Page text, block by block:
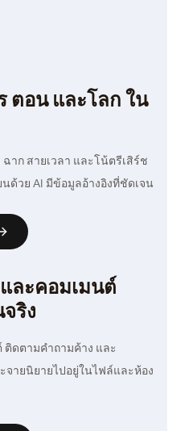
ตอน และโลก ใน
าก สายเวลา และโน้ตรีเสิร์ช
ด้วย AI มีข้อมูลอ้างอิงที่ชัดเจน
ละคอมเมนต์
ริง
ติดตามคำถามค้าง และ
จายนิยายไปอยู่ในไฟล์และห้อง